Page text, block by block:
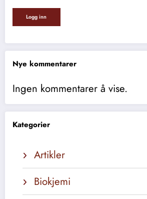
Nye kommentarer
Ingen kommentarer å vise.
Kategorier
Artikler
Biokjemi